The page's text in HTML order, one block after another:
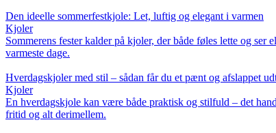
Den ideelle sommerfestkjole: Let, luftig og elegant i varmen
Kjoler
Sommerens fester kalder på kjoler, der både føles lette og
varmeste dage.
Hverdagskjoler med stil – sådan får du et pænt og afslappet
Kjoler
En hverdagskjole kan være både praktisk og stilfuld – det
fritid og alt derimellem.